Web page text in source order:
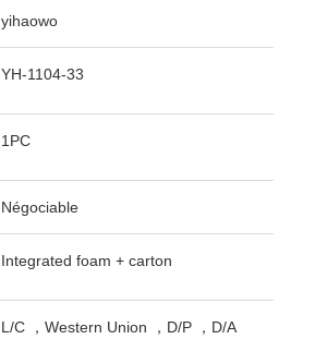
yihaowo
YH-1104-33
1PC
Négociable
Integrated foam + carton
L/C ，Western Union ，D/P ，D/A